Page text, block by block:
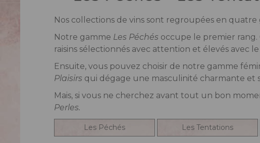
Nos collections de vins sont regroupées en
Notre gamme Les Péchés occupe le premier
raisins sélectionnés avec attention et élevés avec
Ensuite, vous pouvez choisir de notre gamme
Plaisirs qui dégage une masculinité charmante et
Mais, si vous ne cherchez avant tout un bon
Perles.
Les Péchés Les Tentations